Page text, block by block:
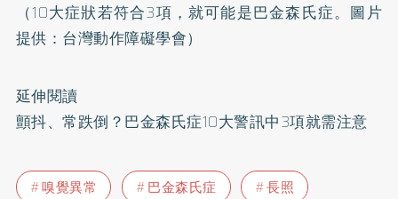
（10大症狀若符合3項，就可能是巴金森氏症。圖片
提供：台灣動作障礙學會）
延伸閱讀
顫抖、常跌倒？巴金森氏症10大警訊中3項就需注意
嗅覺異常 巴金森氏症
長照